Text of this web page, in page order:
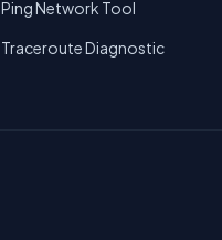
Ping Network Tool
Traceroute Diagnostic